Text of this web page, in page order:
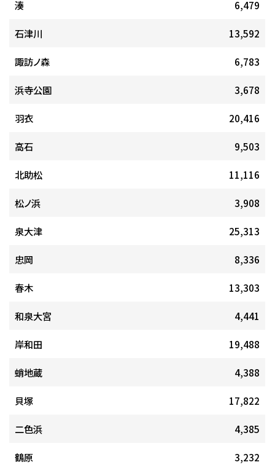
湊 6,479
石津川 13,592
諏訪ノ森 6,783
浜寺公園 3,678
羽衣 20,416
高石 9,503
北助松 11,116
松ノ浜 3,908
泉大津 25,313
忠岡 8,336
春木 13,303
和泉大宮 4,441
岸和田 19,488
蛸地蔵 4,388
貝塚 17,822
二色浜 4,385
鶴原 3,232